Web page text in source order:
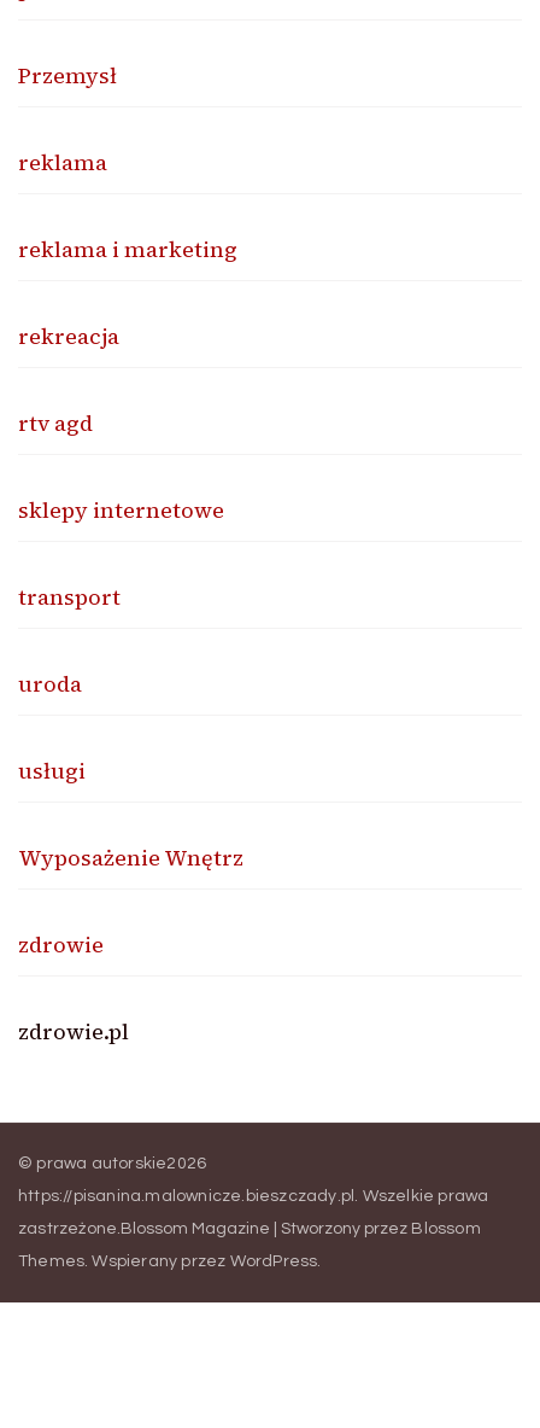
Przemysł
reklama
reklama i marketing
rekreacja
rtv agd
sklepy internetowe
transport
uroda
usługi
Wyposażenie Wnętrz
zdrowie
zdrowie.pl
© prawa autorskie2026
https://pisanina.malownicze.bieszczady.pl . Wszelkie prawa
zastrzeżone. Blossom Magazine | Stworzony przez Blossom
Themes. Wspierany przez WordPress.